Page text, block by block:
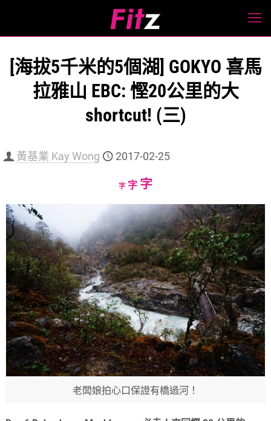
[海拔5千米的5個湖] GOKYO 喜馬
拉雅山 EBC: 慳20公里的大
shortcut! (三)
黃基業 Kay Wong 2017-02-25
字Decrease
size.
字Reset
size.
字Increase
size.
老闆娘拍心口保證有橋過河！